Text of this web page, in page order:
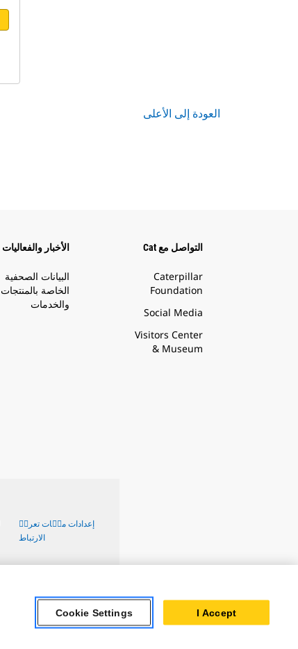
العودة إلى الأعلى
الأخبار والفعاليات
البيانات الصحفية
الخاصة بالمنتجات
والخدمات
التواصل مع Cat
Caterpillar
Foundation
Social Media
Visitors Center
& Museum
إعدادات ملٝات تعريٝ
الارتباط
Cookie Settings I Accept